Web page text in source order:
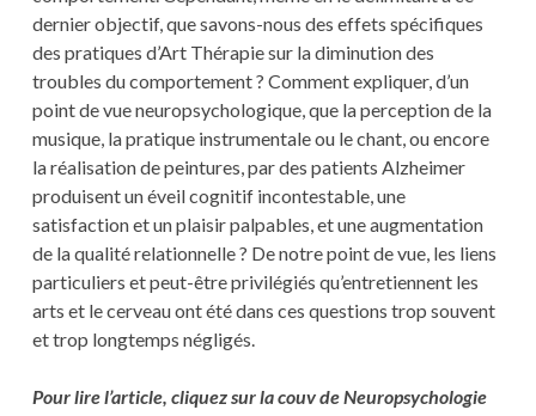
dernier objectif, que savons-nous des effets spécifiques
des pratiques d’Art Thérapie sur la diminution des
troubles du comportement ? Comment expliquer, d’un
point de vue neuropsychologique, que la perception de la
musique, la pratique instrumentale ou le chant, ou encore
la réalisation de peintures, par des patients Alzheimer
produisent un éveil cognitif incontestable, une
satisfaction et un plaisir palpables, et une augmentation
de la qualité relationnelle ? De notre point de vue, les liens
particuliers et peut-être privilégiés qu’entretiennent les
arts et le cerveau ont été dans ces questions trop souvent
et trop longtemps négligés.
Pour lire l’article, cliquez sur la couv de Neuropsychologie